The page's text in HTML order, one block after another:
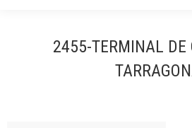
2455-TERMINAL DE